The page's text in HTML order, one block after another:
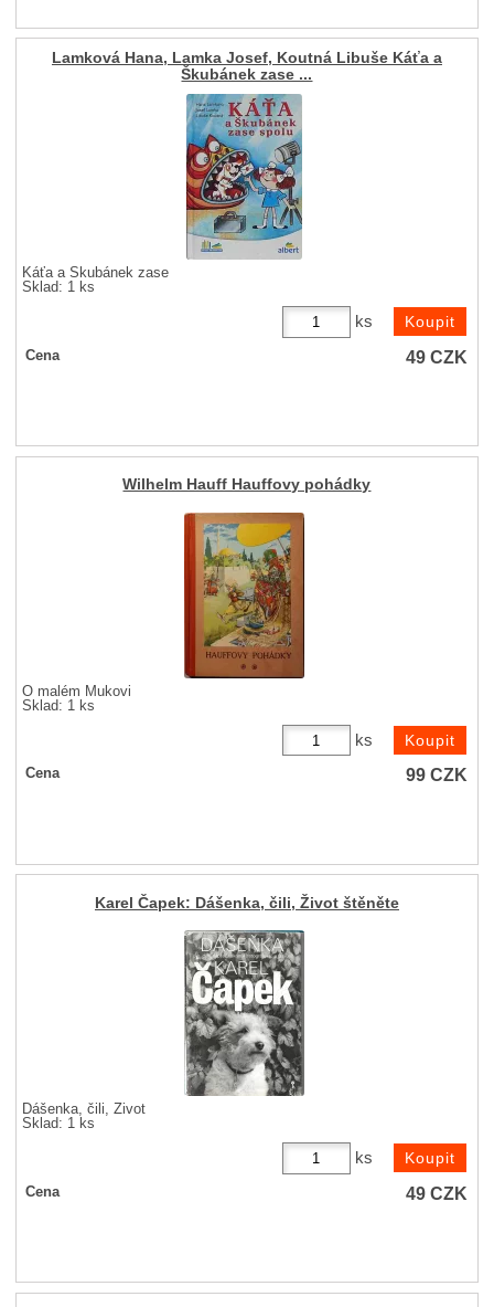
Lamková Hana, Lamka Josef, Koutná Libuše Káťa a
Škubánek zase ...
Káťa a Škubánek zase
Sklad: 1 ks
ks
Cena 49CZK
Wilhelm Hauff Hauffovy pohádky
O malém Mukovi
Sklad: 1 ks
ks
Cena 99CZK
Karel Čapek: Dášenka, čili, Život štěněte
Dášenka, čili, Život
Sklad: 1 ks
ks
Cena 49CZK